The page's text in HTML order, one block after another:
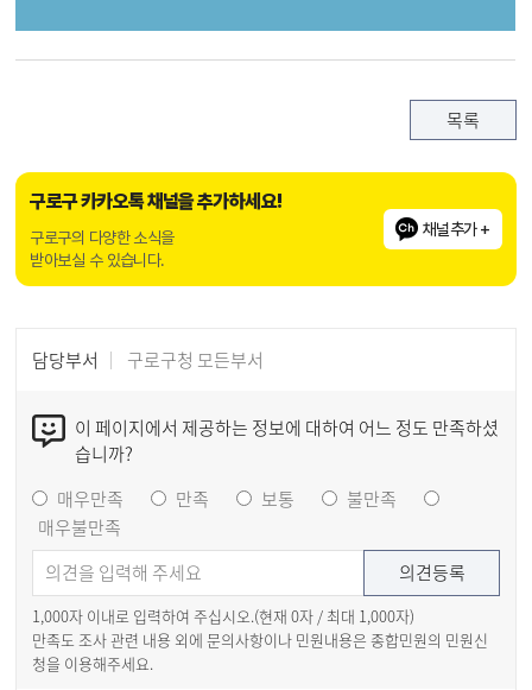
목록
구로구 카카오톡 채널을 추가하세요!
구로구의 다양한 소식을
받아보실 수 있습니다.
채널추가 +
담당부서 구로구청 모든부서
이 페이지에서 제공하는 정보에 대하여 어느 정도 만족하셨
습니까?
매우만족
만족 보통
불만족
매우불만족
1,000자 이내로 입력하여 주십시오.(현재 0자 / 최대 1,000자)
만족도 조사 관련 내용 외에 문의사항이나 민원내용은 종합민원의 민원신
청을 이용해주세요.